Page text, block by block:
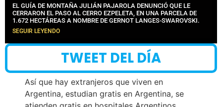
EL GUÍA DE MONTAÑA JULIÁN PAJAROLA DENUNCIÓ QUE LE
CERRARON EL PASO AL CERRO EZPELETA, EN UNA PARCELA DE
1.672 HECTÁREAS A NOMBRE DE GERNOT LANGES-SWAROVSKI.
SEGUIR LEYENDO
TWEET DEL DÍA
Así que hay extranjeros que viven en
Argentina, estudian gratis en Argentina, se